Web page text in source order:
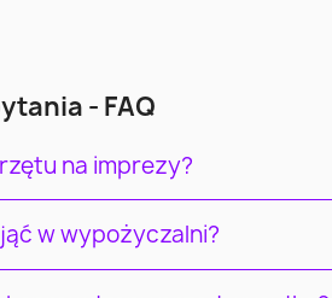
- FAQ
na imprezy?
w wypożyczalni?